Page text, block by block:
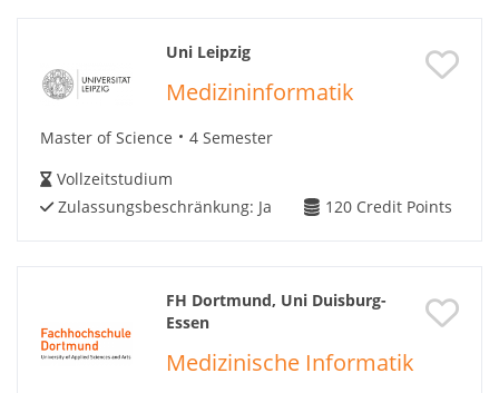
Uni Leipzig
Medizininformatik
Master of Science
4 Semester
Vollzeitstudium
Zulassungsbeschränkung: Ja 120 Credit Points
FH Dortmund, Uni Duisburg-
Essen
Medizinische Informatik